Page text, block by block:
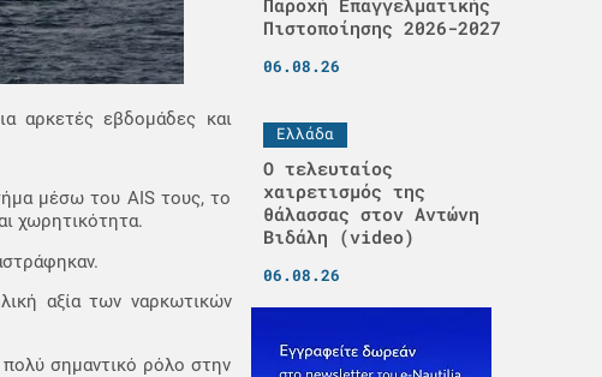
αρκετές εβδομάδες και
μέσω του AIS τους, το
χωρητικότητα.
αξία των ναρκωτικών
σημαντικό ρόλο στην
Παροχή Επαγγελματικής
Πιστοποίησης 2026-2027
06.08.26
Ελλάδα
Ο τελευταίος
χαιρετισμός της
θάλασσας στον Αντώνη
Βιδάλη (video)
06.08.26